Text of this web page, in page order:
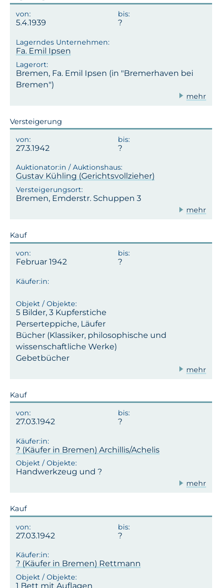
5.4.1939
Fa. Emil Ipsen
Bremen, Fa. Emil Ipsen (in "Bremerhaven bei
Bremen")
mehr
Versteigerung
27.3.1942
Gustav Kühling (Gerichtsvollzieher)
Bremen, Emderstr. Schuppen 3
mehr
Kauf
Februar 1942
5 Bilder, 3 Kupferstiche
Perserteppiche, Läufer
Bücher (Klassiker, philosophische und
wissenschaftliche Werke)
Gebetbücher
mehr
Kauf
27.03.1942
? (Käufer in Bremen) Archillis/Achelis
Handwerkzeug und ?
mehr
Kauf
27.03.1942
? (Käufer in Bremen) Rettmann
1 Bett mit Auflagen